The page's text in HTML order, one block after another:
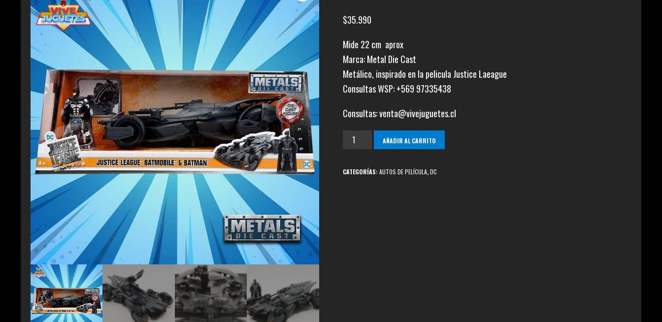
$35.990
Mide 22 cm aprox
Marca: Metal Die Cast
Metálico, inspirado en la pelicula Justice Laeague
Consultas WSP: +569 97335438
Consultas: venta@vivejuguetes.cl
Batimovil
League
AÑADIR AL CARRITO
CATEGORÍAS:AUTOS DE PELÍCULA,DC